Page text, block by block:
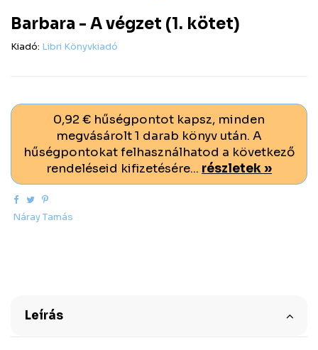
Barbara - A végzet (1. kötet)
Kiadó: Libri Könyvkiadó
0,92 € hűségpontot kapsz, minden
megvásárolt 1 darab könyv után. A
hűségpontokat felhasználhatod a következő
rendeléseid kifizetésére... részletek »
Náray Tamás
Leírás